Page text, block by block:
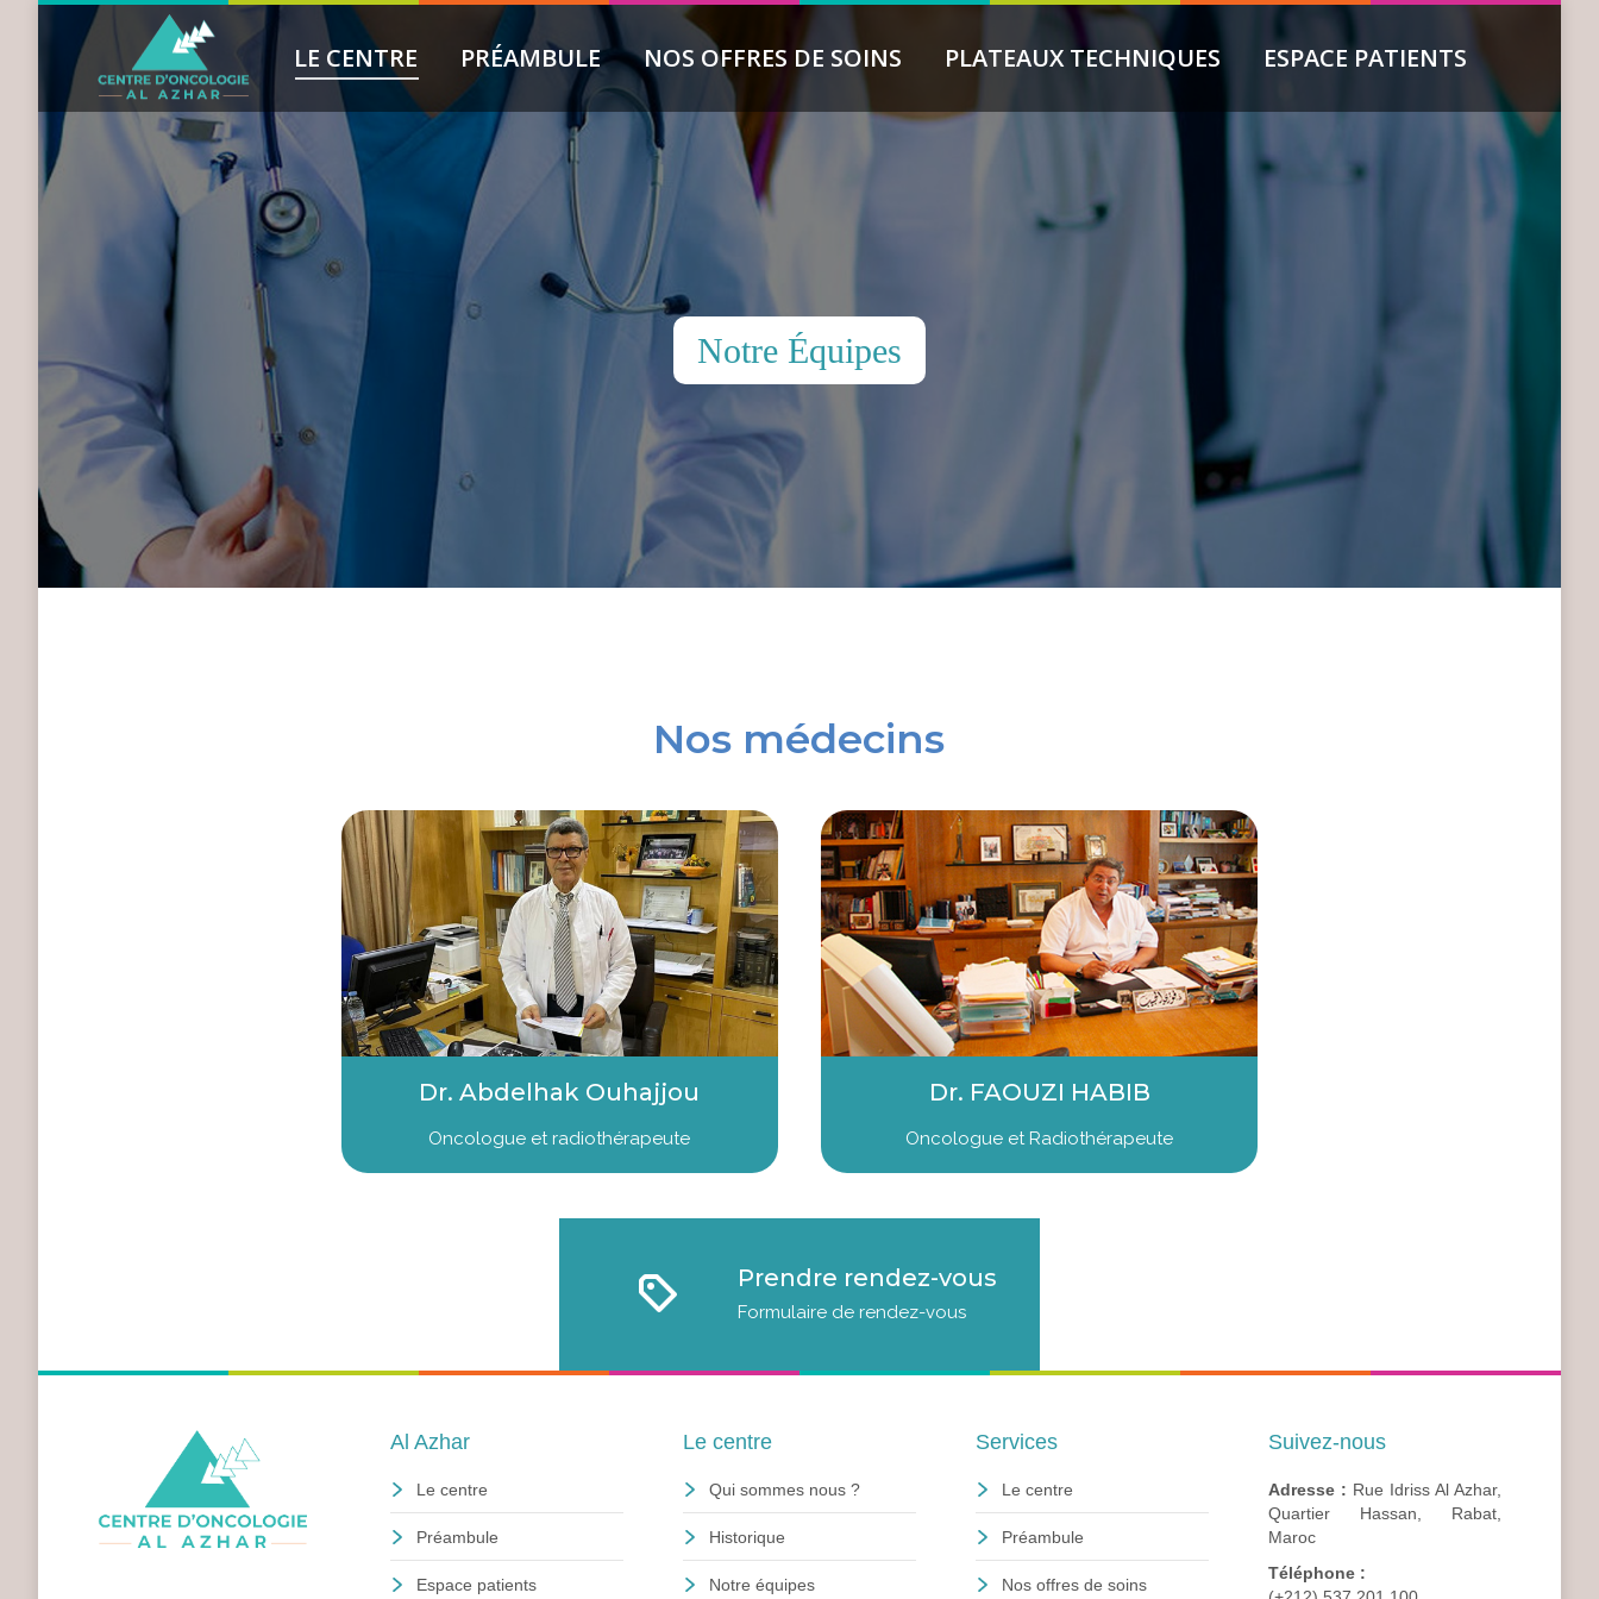
LE CENTRE PRÉAMBULE NOS OFFRES DE SOINS PLATEAUX TECHNIQUES ESPACE PATIENTS
Notre Équipes
Nos médecins
Dr. Abdelhak Ouhajjou
Oncologue et radiothérapeute
Dr. FAOUZI HABIB
Oncologue et Radiothérapeute
Prendre rendez-vous
Formulaire de rendez-vous
Al Azhar
Le centre
Préambule
Espace patients
Le centre
Qui sommes nous ?
Historique
Notre équipes
Services
Le centre
Préambule
Nos offres de soins
Suivez-nous
Adresse : Rue Idriss Al Azhar,
Quartier Hassan, Rabat,
Maroc
Téléphone :